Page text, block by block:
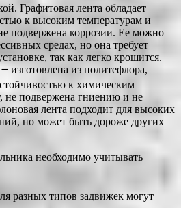
Графитовая лента обладает
к высоким температурам и
подвержена коррозии. Ее можно
средах, но она требует
так как легко крошится.
౼ изготовлена из политефлора,
к химическим
не подвержена гниению и не
лента подходит для высоких
но может быть дороже других
необходимо учитывать
разных типов задвижек могут